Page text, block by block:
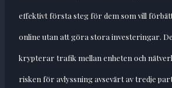
effektivt första steg för dem som vill
online utan att göra stora investeringar.
krypterar trafik mellan enheten och
risken för avlyssning avsevärt av tredje